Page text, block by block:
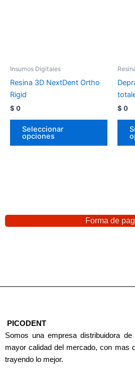
Insumos Digitales
Resina 3D NextDent Ortho
Rigid
$ 0
Seleccionar
opciones
$ 0
Forma de
PICODENT
Somos una empresa distribuidora
mayor calidad del mercado, con mas
trayendo lo mejor.